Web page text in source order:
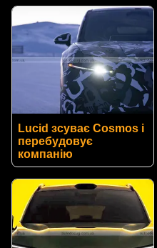
Lucid зсуває Cosmos і
перебудовує
компанію